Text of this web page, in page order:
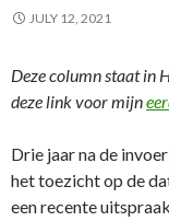
JULY 12, 2021
Deze column staat in
deze link voor mijn
Drie jaar na de
het toezicht op de
een recente